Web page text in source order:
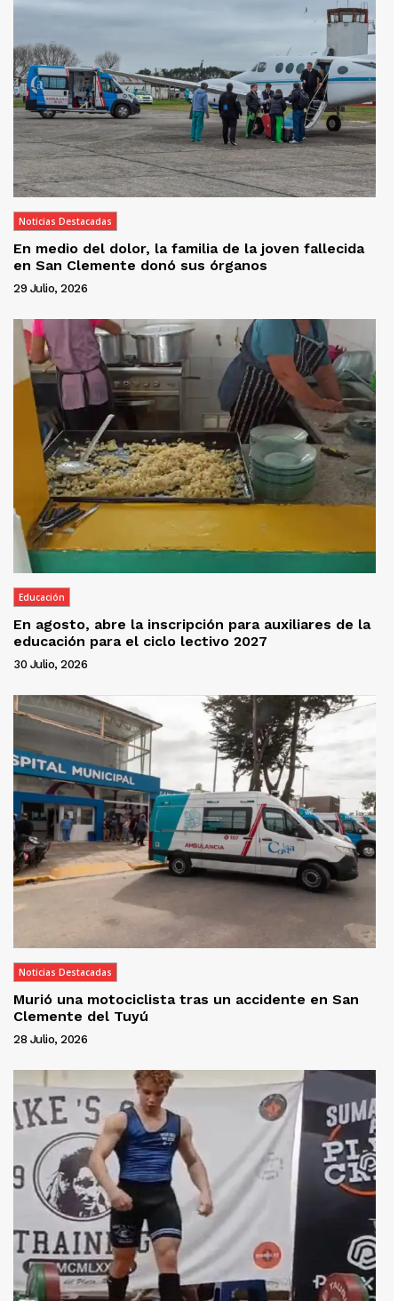
Noticias Destacadas
En medio del dolor, la familia de la joven fallecida
en San Clemente donó sus órganos
29 Julio, 2026
Educación
En agosto, abre la inscripción para auxiliares de la
educación para el ciclo lectivo 2027
30 Julio, 2026
Noticias Destacadas
Murió una motociclista tras un accidente en San
Clemente del Tuyú
28 Julio, 2026